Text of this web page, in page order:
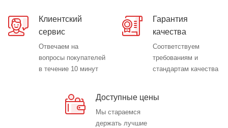
Клиентский
сервис
Отвечаем на
вопросы покупателей
в течение 10 минут
Гарантия
качества
Соответствуем
требованиям и
стандартам качества
Доступные цены
Мы стараемся
держать лучшие